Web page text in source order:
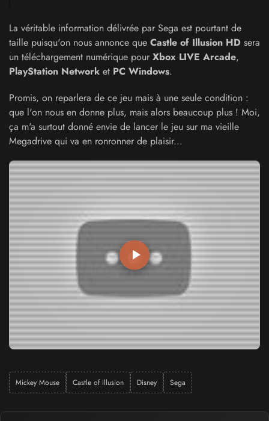
La véritable information délivrée par Sega est pourtant de
taille puisqu'on nous annonce que Castle of Illusion HD sera
un téléchargement numérique pour Xbox LIVE Arcade,
PlayStation Network et PC Windows.
Promis, on reparlera de ce jeu mais à une seule condition :
que l'on nous en donne plus, mais alors beaucoup plus ! Moi,
ça m'a surtout donné envie de lancer le jeu sur ma vieille
Megadrive qui va en ronronner de plaisir...
Mickey Mouse Castle of Illusion Disney Sega